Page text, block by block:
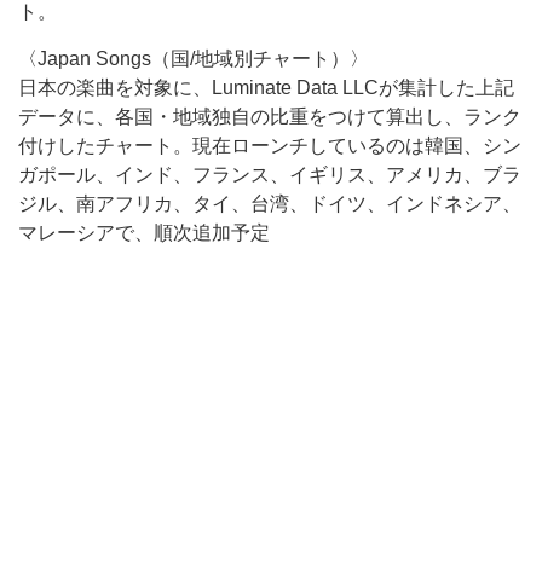
ト。
〈Japan Songs（国/地域別チャート）〉
日本の楽曲を対象に、Luminate Data LLCが集計した上記
データに、各国・地域独自の比重をつけて算出し、ランク
付けしたチャート。現在ローンチしているのは韓国、シン
ガポール、インド、フランス、イギリス、アメリカ、ブラ
ジル、南アフリカ、タイ、台湾、ドイツ、インドネシア、
マレーシアで、順次追加予定